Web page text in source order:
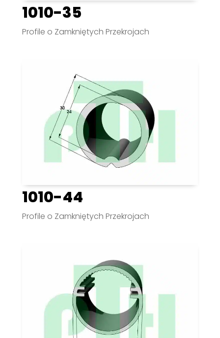
1010-35
Profile o Zamkniętych Przekrojach
1010-44
Profile o Zamkniętych Przekrojach